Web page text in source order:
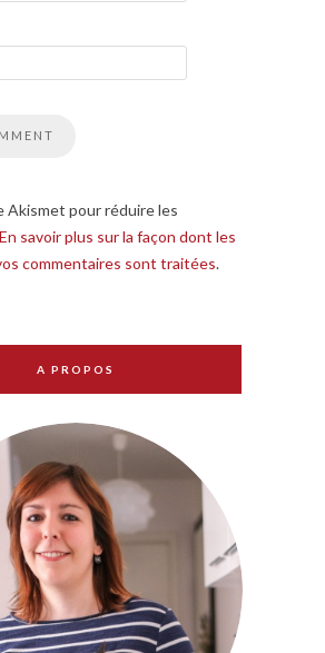
Akismet pour réduire les
En savoir plus sur la façon dont les
commentaires sont traitées.
A PROPOS